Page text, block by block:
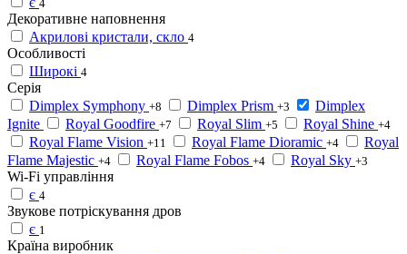
4
Декоративне наповнення
Акрилові кристали, скло 4
Особливості
Широкі 4
Серія
Dimplex Symphony +8 Dimplex Prism +3
Dimplex
Ignite
Royal Goodfire +7 Royal Slim +5 Royal Shine +4
Royal Flame Vision +11 Royal Flame Dioramic +4
Royal
Flame Majestic +4 Royal Flame Fobos +4 Royal Sky +3
Wi-Fi управління
є 4
Звукове потріскування дров
є 1
Країна виробник